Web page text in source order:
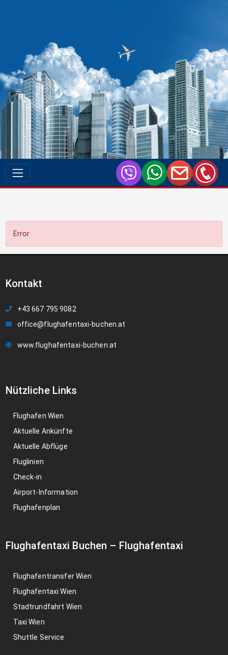
Error
Kontakt
+43 667 795 9082
office@flughafentaxi-buchen.at
www.flughafentaxi-buchen.at
Nützliche Links
Flughafen Wien
Aktuelle Ankünfte
Aktuelle Abflüge
Fluglinien
Check-in
Airport-Information
Flughafenplan
Flughafentaxi Buchen – Flughafentaxi
Flughafentransfer Wien
Flughafentaxi Wien
Stadtrundfahrt Wien
Taxi Wien
Shuttle Service